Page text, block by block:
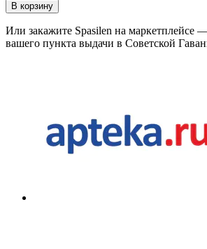
В корзину
Или закажите Spasilen на маркетплейсе
вашего пункта выдачи в Советской